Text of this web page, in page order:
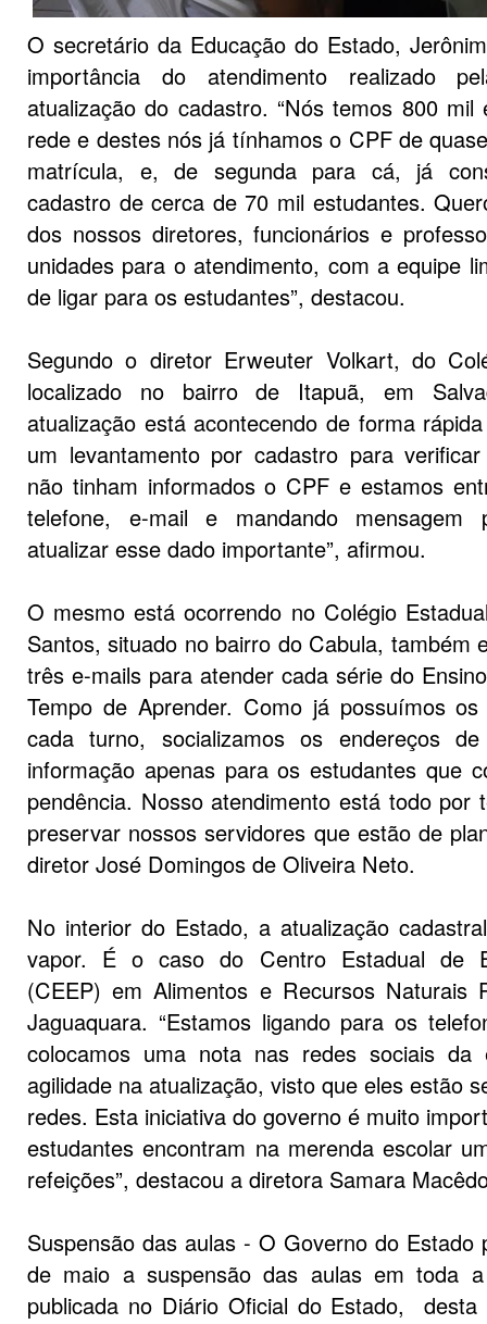
O secretário da Educação do Estado,
importância do atendimento realizado
atualização do cadastro. “Nós temos 800
rede e destes nós já tínhamos o CPF de
matrícula, e, de segunda para cá, já
cadastro de cerca de 70 mil estudantes.
dos nossos diretores, funcionários e
unidades para o atendimento, com a equipe
de ligar para os estudantes”, destacou.
Segundo o diretor Erweuter Volkart, do
localizado no bairro de Itapuã, em
atualização está acontecendo de forma
um levantamento por cadastro para
não tinham informados o CPF e estamos
telefone, e-mail e mandando mensagem
atualizar esse dado importante”, afirmou.
O mesmo está ocorrendo no Colégio
Santos, situado no bairro do Cabula, também
três e-mails para atender cada série do
Tempo de Aprender. Como já possuímos
cada turno, socializamos os endereços
informação apenas para os estudantes que
pendência. Nosso atendimento está todo por
preservar nossos servidores que estão de
diretor José Domingos de Oliveira Neto.
No interior do Estado, a atualização
vapor. É o caso do Centro Estadual de
(CEEP) em Alimentos e Recursos Naturais
Jaguaquara. “Estamos ligando para os
colocamos uma nota nas redes sociais
agilidade na atualização, visto que eles estão
redes. Esta iniciativa do governo é muito
estudantes encontram na merenda escolar
refeições”, destacou a diretora Samara
Suspensão das aulas - O Governo do Estado
de maio a suspensão das aulas em toda
publicada no Diário Oficial do Estado,